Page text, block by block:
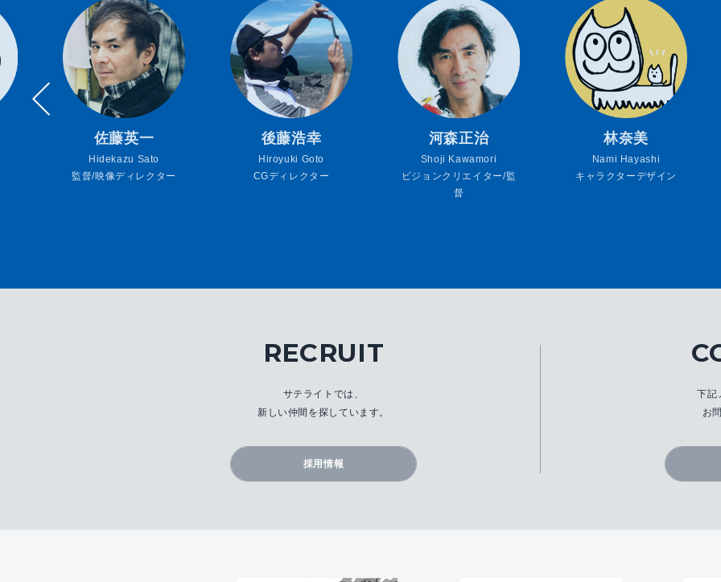
佐藤英一
Hidekazu Sato
監督/映像ディレクター
後藤浩幸
Hiroyuki Goto
CGディレクター
河森正治
Shoji Kawamori
ビジョンクリエイター/監
督
林奈美
Nami Hayashi
キャラクターデザイン
RECRUIT
サテライトでは、
新しい仲間を探しています。
採用情報
下記
お